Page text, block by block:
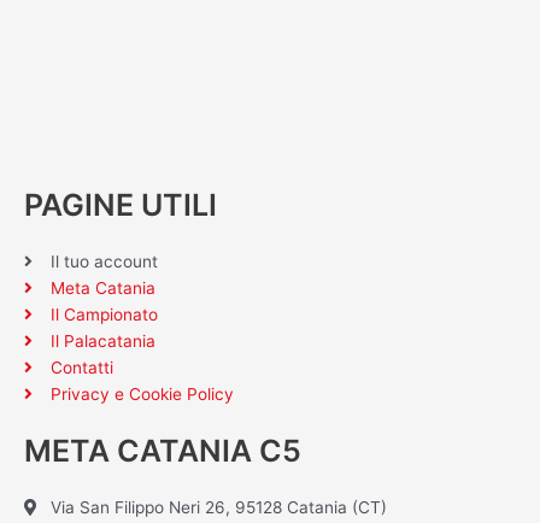
PAGINE UTILI
Il tuo account
Meta Catania
Il Campionato
Il Palacatania
Contatti
Privacy e Cookie Policy
META CATANIA C5
Via San Filippo Neri 26, 95128 Catania (CT)